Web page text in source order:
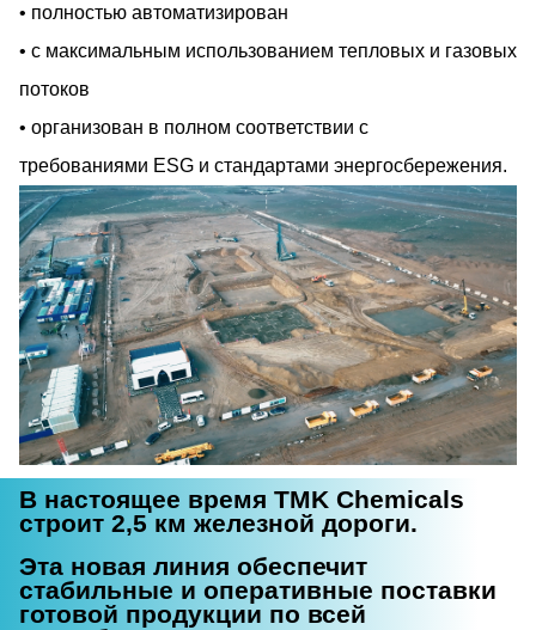
полностью автоматизирован
с максимальным использованием тепловых и газовых
потоков
организован в полном соответствии с
требованиями ESG и стандартами энергосбережения.
В настоящее время TMK Chemicals
строит 2,5 км железной дороги.
Эта новая линия обеспечит
стабильные и оперативные поставки
готовой продукции по всей